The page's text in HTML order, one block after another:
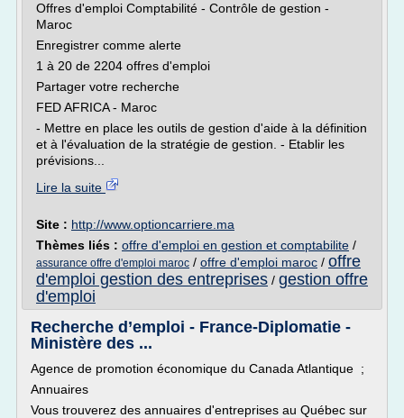
Offres d'emploi Comptabilité - Contrôle de gestion -
Maroc
Enregistrer comme alerte
1 à 20 de 2204 offres d'emploi
Partager votre recherche
FED AFRICA - Maroc
- Mettre en place les outils de gestion d'aide à la définition
et à l'évaluation de la stratégie de gestion. - Etablir les
prévisions...
Lire la suite
Site : http://www.optioncarriere.ma
Thèmes liés : offre d'emploi en gestion et comptabilite /
assurance offre d'emploi maroc / offre d'emploi maroc / offre
d'emploi gestion des entreprises / gestion offre
d'emploi
Recherche d’emploi - France-Diplomatie -
Ministère des ...
Agence de promotion économique du Canada Atlantique ;
Annuaires
Vous trouverez des annuaires d'entreprises au Québec sur